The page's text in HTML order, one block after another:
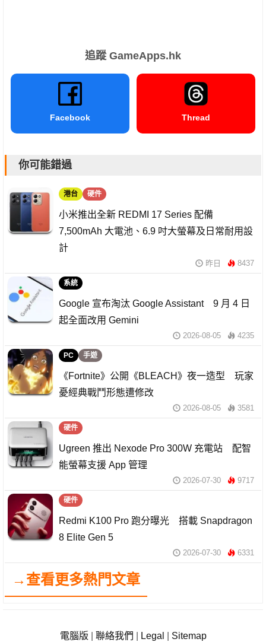
追蹤 GameApps.hk
Facebook Thread
你可能錯過
港台 硬件
小米推出全新 REDMI 17 Series 配備
7,500mAh 大電池、6.9 吋大螢幕及日常耐用設
計
昨日 8437
系統
Google 宣布淘汰 Google Assistant 9 月 4 日
起全面改用 Gemini
2026-08-05 4235
PC 手遊
《Fortnite》公開《BLEACH》夜一造型 玩家
憂經典戰鬥形態遭修改
2026-08-05 3581
硬件
Ugreen 推出 Nexode Pro 300W 充電站 配智
能螢幕支援 App 管理
2026-07-30 9717
硬件
Redmi K100 Pro 跑分曝光 搭載 Snapdragon
8 Elite Gen 5
2026-07-30 6331
→查看更多熱門文章
電腦版 聯絡我們 Legal Sitemap